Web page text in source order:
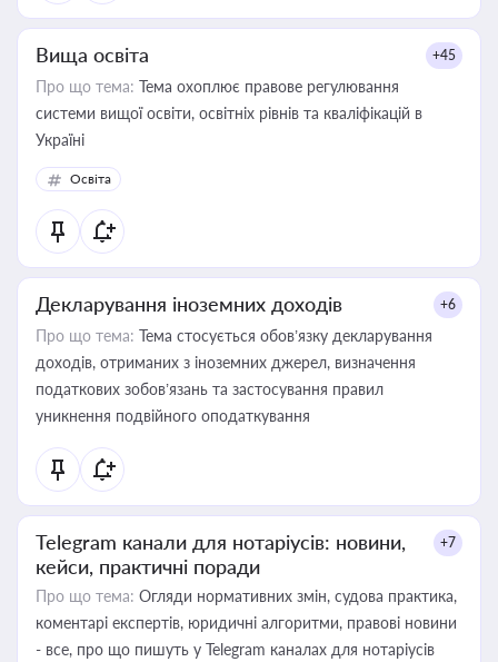
Вища освіта +45
Про що тема: Тема охоплює правове регулювання
системи вищої освіти, освітніх рівнів та кваліфікацій в
Україні
Освіта
Декларування іноземних доходів +6
Про що тема: Тема стосується обов’язку декларування
доходів, отриманих з іноземних джерел, визначення
податкових зобов’язань та застосування правил
уникнення подвійного оподаткування
Telegram канали для нотаріусів: новини,
кейси, практичні поради
+7
Про що тема: Огляди нормативних змін, судова практика,
коментарі експертів, юридичні алгоритми, правові новини
- все, про що пишуть у Telegram каналах для нотаріусів